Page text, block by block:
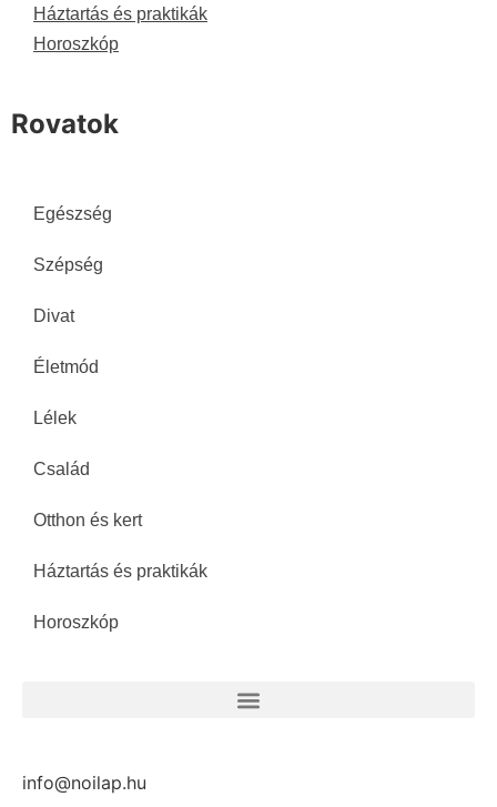
Háztartás és praktikák
Horoszkóp
Rovatok
Egészség
Szépség
Divat
Életmód
Lélek
Család
Otthon és kert
Háztartás és praktikák
Horoszkóp
info@noilap.hu